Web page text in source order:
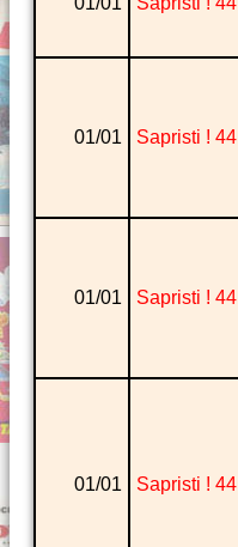
01/01 Sapristi ! 44
01/01 Sapristi ! 44
01/01 Sapristi ! 44